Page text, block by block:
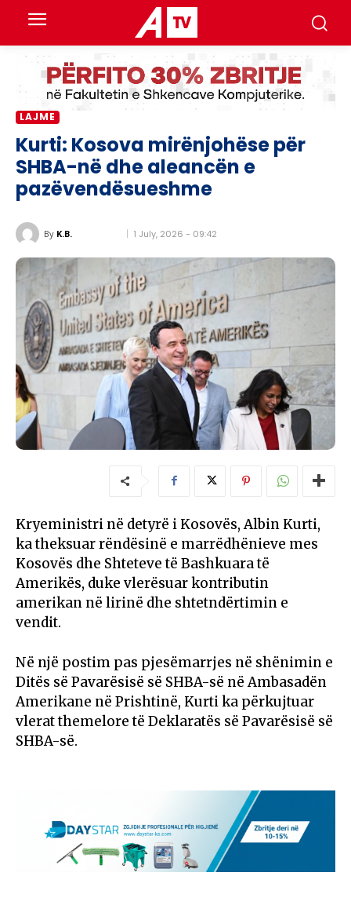
LAJME
Kurti: Kosova mirënjohëse për
SHBA-në dhe aleancën e
pazëvendësueshme
By K.B. 1 July, 2026 - 09:42
Kryeministri në detyrë i Kosovës, Albin Kurti,
ka theksuar rëndësinë e marrëdhënieve mes
Kosovës dhe Shteteve të Bashkuara të
Amerikës, duke vlerësuar kontributin
amerikan në lirinë dhe shtetndërtimin e
vendit.
Në një postim pas pjesëmarrjes në shënimin e
Ditës së Pavarësisë së SHBA-së në Ambasadën
Amerikane në Prishtinë, Kurti ka përkujtuar
vlerat themelore të Deklaratës së Pavarësisë së
SHBA-së.